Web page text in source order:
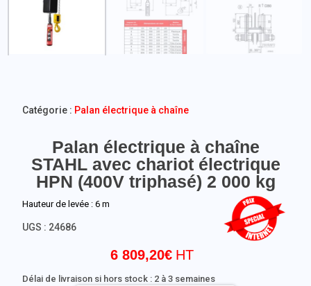
Palan électrique à chaîne
STAHL avec chariot électrique
HPN (400V triphasé) 2 000 kg
6 809,20€
Délai de livraison si hors stock : 2 à 3 semaines
Hauteur de levée : 6 m
UGS : 24686
Catégorie : Palan électrique à chaîne